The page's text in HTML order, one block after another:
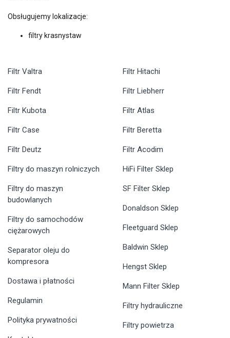
Obsługujemy lokalizacje:
filtry krasnystaw
Filtr Valtra
Filtr Fendt
Filtr Kubota
Filtr Case
Filtr Deutz
Filtr Hitachi
Filtr Liebherr
Filtr Atlas
Filtr Beretta
Filtr Acodim
Filtry do maszyn rolniczych
Filtry do maszyn
budowlanych
Filtry do samochodów
ciężarowych
Separator oleju do
kompresora
Dostawa i płatności
Regulamin
Polityka prywatności
HiFi Filter Sklep
SF Filter Sklep
Donaldson Sklep
Fleetguard Sklep
Baldwin Sklep
Hengst Sklep
Mann Filter Sklep
Filtry hydrauliczne
Filtry powietrza